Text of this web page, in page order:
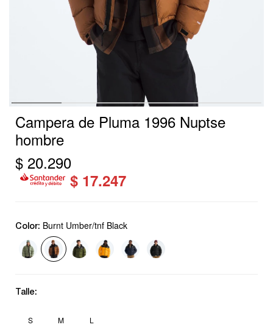
Campera de Pluma 1996 Nuptse
hombre
$ 20.290
$ 17.247
Color: Burnt Umber/tnf Black
Talle:
S M L